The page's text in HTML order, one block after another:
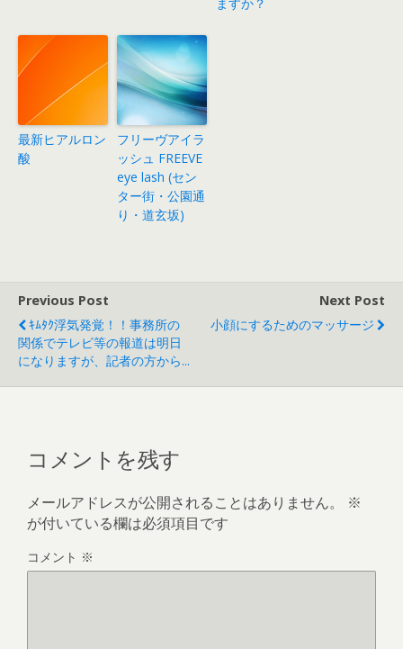
最新ヒアルロン
酸
フリーヴアイラ
ッシュ FREEVE
eye lash (セン
ター街・公園通
り・道玄坂)
Previous Post
ｷﾑﾀｸ浮気発覚！！事務所の
関係でテレビ等の報道は明日
になりますが、記者の方から...
Next Post
小顔にするためのマッサージ
コメントを残す
メールアドレスが公開されることはありません。
※
が付いている欄は必須項目です
コメント ※